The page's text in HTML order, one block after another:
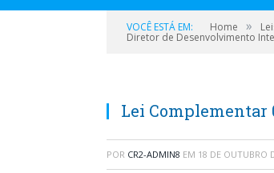
VOCÊ ESTÁ EM: Home »
Diretor de Desenvolvimento
Lei Complementar
POR CR2-ADMIN8 EM 18 DE OUTUBRO